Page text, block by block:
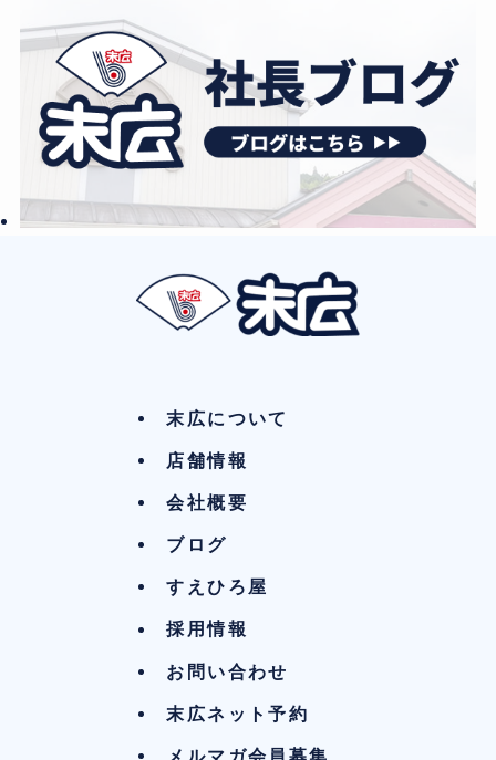
末広について
店舗情報
会社概要
ブログ
すえひろ屋
採用情報
お問い合わせ
末広ネット予約
メルマガ会員募集